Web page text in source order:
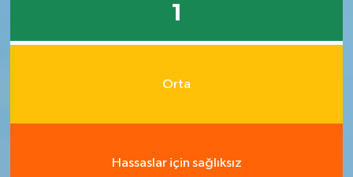
1
Orta
Hassaslar için sağlıksız